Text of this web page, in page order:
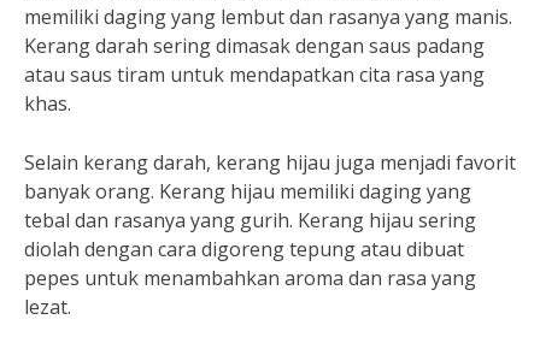
memiliki daging yang lembut dan rasanya yang manis.
Kerang darah sering dimasak dengan saus padang
atau saus tiram untuk mendapatkan cita rasa yang
khas.
Selain kerang darah, kerang hijau juga menjadi favorit
banyak orang. Kerang hijau memiliki daging yang
tebal dan rasanya yang gurih. Kerang hijau sering
diolah dengan cara digoreng tepung atau dibuat
pepes untuk menambahkan aroma dan rasa yang
lezat.